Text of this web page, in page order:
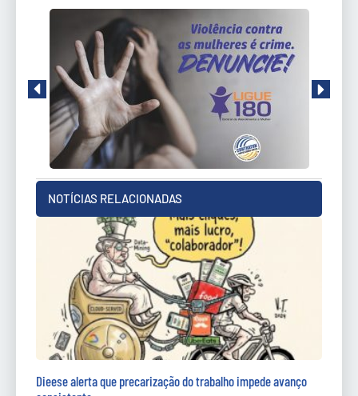
NOTÍCIAS RELACIONADAS
Dieese alerta que precarização do trabalho impede avanço